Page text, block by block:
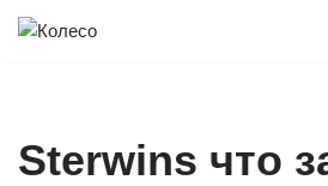
Sterwins что